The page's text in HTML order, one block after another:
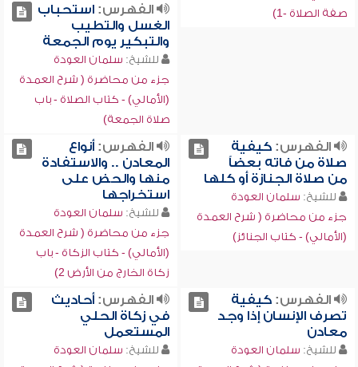
صفة الصلاة -1)
الفهرس:استحباب
الغسل والتطيب
والتبكير يوم الجمعة
للشيخ: سلمان العودة
جزء من محاضرة ( شرح العمدة
(الأمالي) - كتاب الصلاة - باب
صلاة الجمعة)
الفهرس:كيفية
صلاة من فاته بعضاً
من صلاة الجنازة أو كلها
للشيخ: سلمان العودة
جزء من محاضرة ( شرح العمدة
(الأمالي) - كتاب الجنائز)
الفهرس:أنواع
المعادن .. والاستفادة
منها والحض على
استخراجها
للشيخ: سلمان العودة
جزء من محاضرة ( شرح العمدة
(الأمالي) - كتاب الزكاة - باب
زكاة الخارج من الأرض 2)
الفهرس:كيفية
تصرف الإنسان إذا وجد
معادن
للشيخ: سلمان العودة
الفهرس:أحاديث
في زكاة الحلي
المستعمل
للشيخ: سلمان العودة